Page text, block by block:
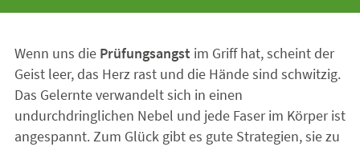
Wenn uns die Prüfungsangst im Griff hat, scheint der
Geist leer, das Herz rast und die Hände sind schwitzig.
Das Gelernte verwandelt sich in einen
undurchdringlichen Nebel und jede Faser im Körper ist
angespannt. Zum Glück gibt es gute Strategien, sie zu